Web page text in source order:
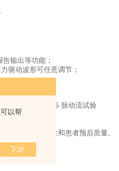
以帮
输出等功能；
驱动波形可任意调节；
瓣膜》标准"6.5 脉动流试验
风险。
血栓风险评估。
品的临床可靠性和患者预后质量。